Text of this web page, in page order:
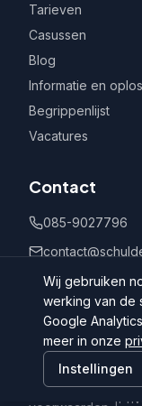
Tarieven
Casussen
Blog
Informatie en
Begrippenlijst
Vacatures
Contact
085-9027796
Postbus 802,
©
Algemene
|
Wij gebruiken
werking van de
Google
meer in onze
Instellingen